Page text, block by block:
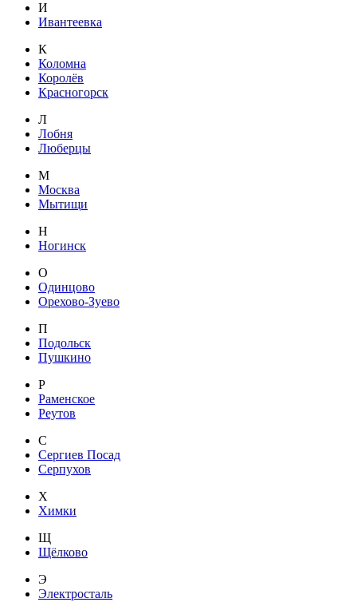
И
Ивантеевка
К
Коломна
Королёв
Красногорск
Л
Лобня
Люберцы
М
Москва
Мытищи
Н
Ногинск
О
Одинцово
Орехово-Зуево
П
Подольск
Пушкино
Р
Раменское
Реутов
С
Сергиев Посад
Серпухов
Х
Химки
Щ
Щёлково
Э
Электросталь